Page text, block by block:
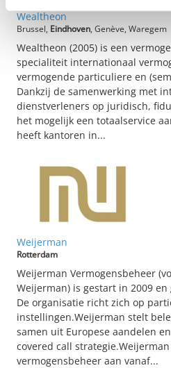
Wealtheon
Brussel, Eindhoven, Genève, Waregem
Wealtheon (2005) is een
specialiteit internationaal
vermogende particuliere en
Dankzij de samenwerking met
dienstverleners op juridisch,
het mogelijk een totaalservice
heeft kantoren in...
Weijerman
Rotterdam
Weijerman Vermogensbeheer
Weijerman) is gestart in 2009
De organisatie richt zich op
instellingen.Weijerman stelt
samen uit Europese aandelen
covered call
vermogensbeheer aan vanaf...